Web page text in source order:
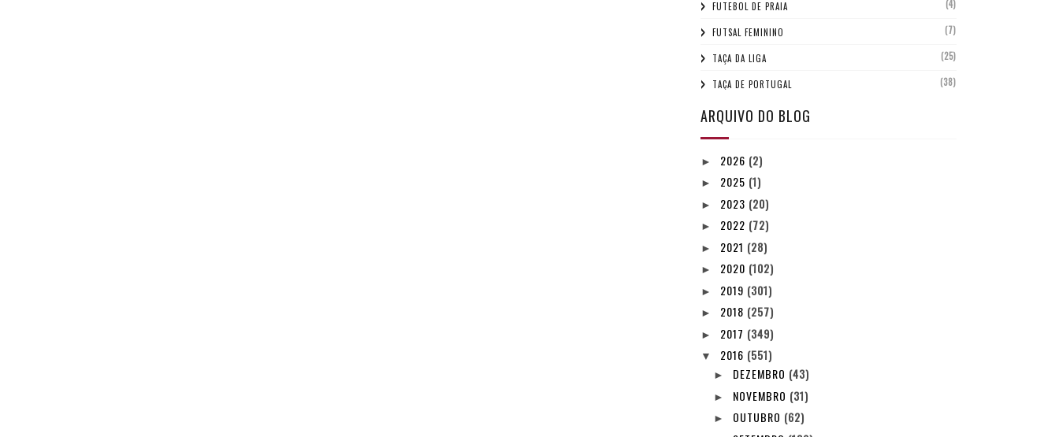
FUTEBOL DE PRAIA (4)
FUTSAL FEMININO (7)
TAÇA DA LIGA (25)
TAÇA DE PORTUGAL (38)
ARQUIVO DO BLOG
► 2026 (2)
► 2025 (1)
► 2023 (20)
► 2022 (72)
► 2021 (28)
► 2020 (102)
► 2019 (301)
► 2018 (257)
► 2017 (349)
▼ 2016 (551)
► DEZEMBRO (43)
► NOVEMBRO (31)
► OUTUBRO (62)